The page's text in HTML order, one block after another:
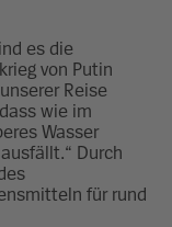
es die
von Putin
Reise
wie im
Wasser
Durch
für rund